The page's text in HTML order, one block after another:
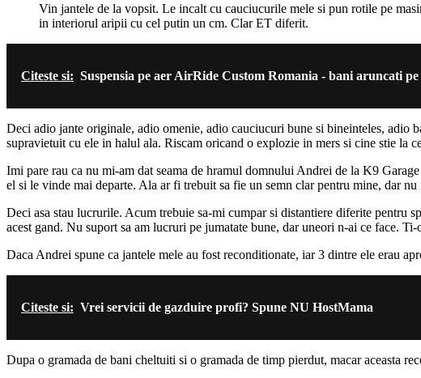
Vin jantele de la vopsit. Le incalt cu cauciucurile mele si pun rotile pe
in interiorul aripii cu cel putin un cm. Clar ET diferit.
Citeste si: Suspensia pe aer AirRide Custom Romania - bani aruncati pe
Deci adio jante originale, adio omenie, adio cauciucuri bune si bineinteles, adio
supravietuit cu ele in halul ala. Riscam oricand o explozie in mers si cine stie la
Imi pare rau ca nu mi-am dat seama de hramul domnului Andrei de la K9
el si le vinde mai departe. Ala ar fi trebuit sa fie un semn clar pentru mine, dar
Deci asa stau lucrurile. Acum trebuie sa-mi cumpar si distantiere diferite pentru
acest gand. Nu suport sa am lucruri pe jumatate bune, dar uneori n-ai ce face.
Daca Andrei spune ca jantele mele au fost reconditionate, iar 3 dintre ele erau
Citeste si: Vrei servicii de gazduire profi? Spune NU HostMama
Dupa o gramada de bani cheltuiti si o gramada de timp pierdut, macar aceasta